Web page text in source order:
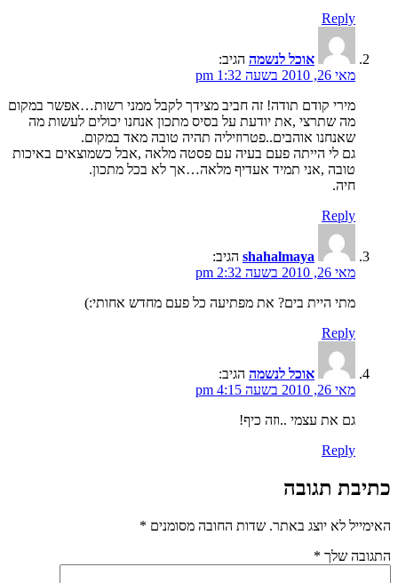
Reply
אוכל לנשמה הגיב:
מאי 26, 2010 בשעה 1:32 pm
מירי קודם תודה! זה חביב מצידך לקבל ממני רשות…אפשר במקום
מה שתרצי ,את יודעת על בסיס מתכון אנחנו יכולים לעשות מה
שאנחנו אוהבים..פטרוזיליה תהיה טובה מאד במקום.
גם לי הייתה פעם בעיה עם פסטה מלאה ,אבל כשמוצאים באיכות
טובה ,אני תמיד אעדיף מלאה…אך לא בכל מתכון.
חיה.
Reply
shahalmaya הגיב:
מאי 26, 2010 בשעה 2:32 pm
מתי היית בים? את מפתיעה כל פעם מחדש אחותי:)
Reply
אוכל לנשמה הגיב:
מאי 26, 2010 בשעה 4:15 pm
גם את עצמי ..וזה כיף!
Reply
כתיבת תגובה
האימייל לא יוצג באתר. שדות החובה מסומנים *
התגובה שלך *